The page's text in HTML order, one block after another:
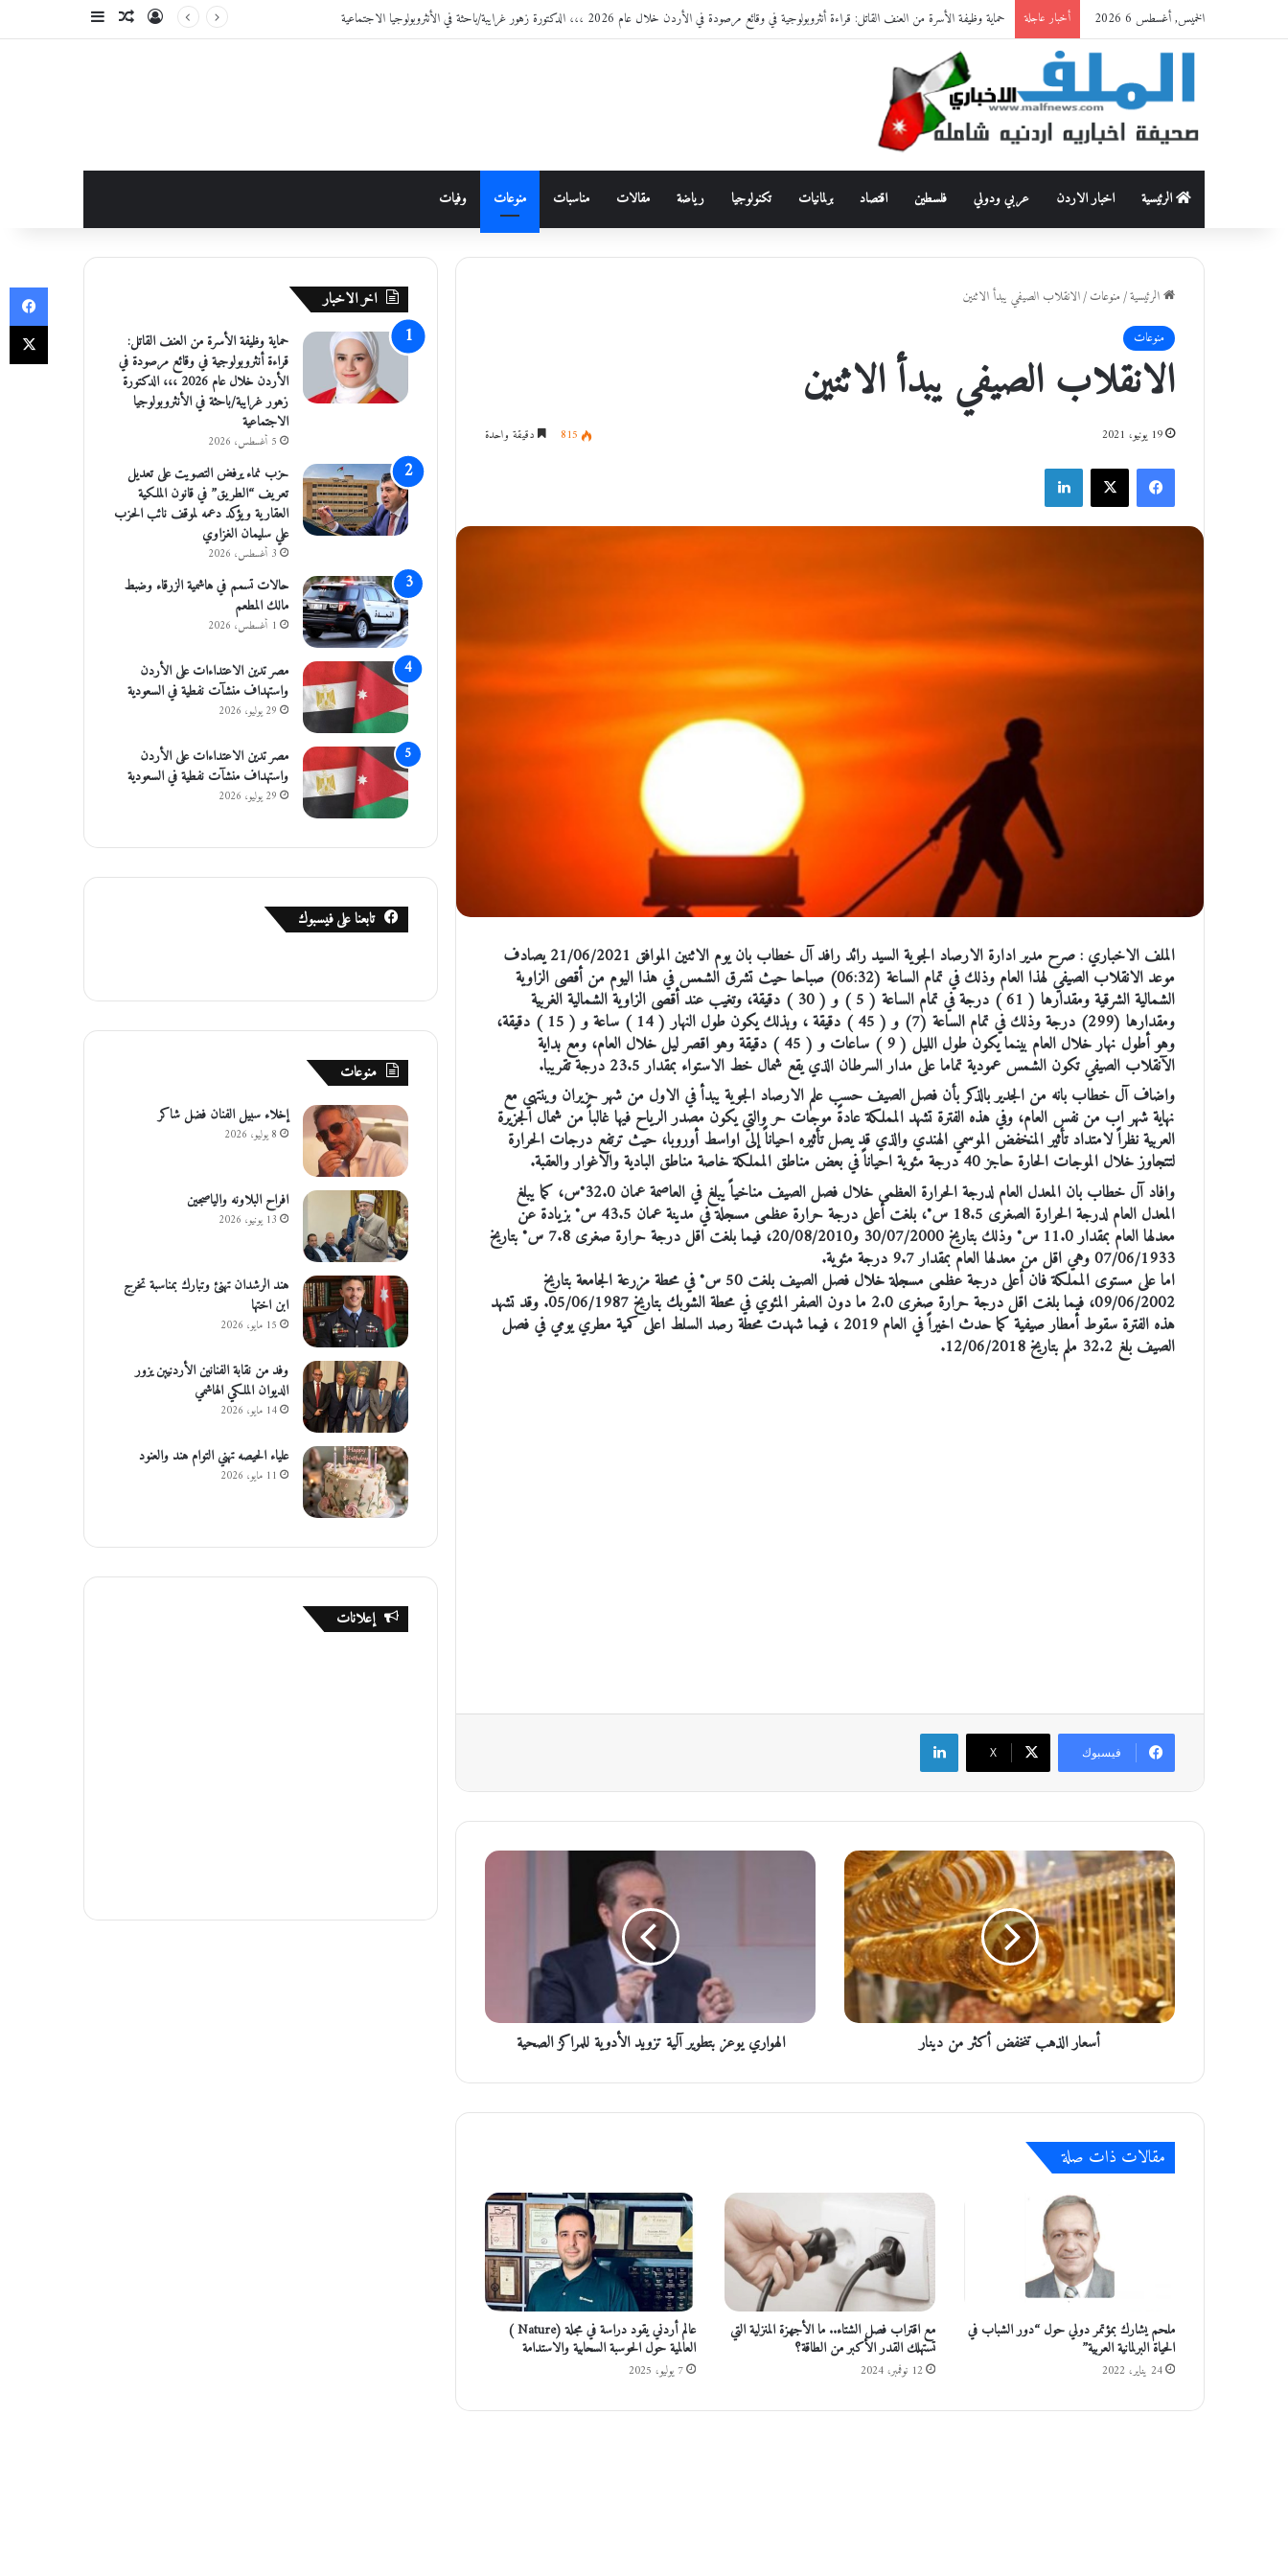
الخميس, أغسطس 6 2026 أخبار عاجلة حماية وظيفة الأسرة من العنف القاتل: قراءة أنثروبولوجية في وقائع مرصودة في الأردن خلال عام 2026 ،،، الدكتورة زهور غرايبة/باحثة في الأنثروبولوجيا الاجتماعية تسجيل الدخولمقال عشوائي
الرئيسية اخبار الاردن عربي ودولي فلسطين اقتصاد برلمانيات تكنولوجيا رياضة مقالات مناسبات منوعات وفيات
الرئيسية/منوعات/الانقلاب الصيفي يبدأ الاثنين
منوعات
الانقلاب الصيفي يبدأ الاثنين
19 يونيو، 2021 815 دقيقة واحدة
فيسبوك
الملف الاخباري : صرح مدير ادارة الارصاد الجوية السيد رائد رافد آل خطاب بان يوم الاثنين الموافق 21/06/2021 يصادف
موعد الانقلاب الصيفي لهذا العام وذلك في تمام الساعة (06:32) صباحا حيث تشرق الشمس في هذا اليوم من أقصى الزاوية
الشمالية الشرقية ومقدارها ( 61 ) درجة في تمام الساعة ( 5 ) و ( 30 ) دقيقة، وتغيب عند أقصى الزاوية الشمالية الغربية
ومقدارها (299) درجة وذلك في تمام الساعة (7) و ( 45 ) دقيقة ، وبذلك يكون طول النهار ( 14 ) ساعة و ( 15 ) دقيقة،
وهو أطول نهار خلال العام بينما يكون طول الليل ( 9 ) ساعات و ( 45 ) دقيقة وهو اقصر ليل خلال العام، ومع بداية
الآنقلاب الصيفي تكون الشمس عمودية تماما على مدار السرطان الذي يقع شمال خط الاستواء بمقدار 23.5 درجة تقريبا.
واضاف آل خطاب بانه من الجدير بالذكر بأن فصل الصيف حسب علم الارصاد الجوية يبدأ في الاول من شهر حزيران وينتهي مع
نهاية شهر اب من نفس العام، وفي هذه الفترة تشهد المملكة عادةً موجات حر والتي يكون مصدر الرياح فيها غالباً من شمال الجزيرة
العربية نظراً لامتداد تأثير المنخفض الموسمي الهندي والذي قد يصل تأثيره احياناً إلى اواسط أوروبا، حيث ترتفع درجات الحرارة
لتتجاوز خلال الموجات الحارة حاجز 40 درجة مئوية احياناً في بعض مناطق المملكة خاصة مناطق البادية والاغوار والعقبة.
وافاد آل خطاب بان المعدل العام لدرجة الحرارة العظمى خلال فصل الصيف مناخياً يبلغ في العاصمة عمان 32.0°س، كما يبلغ
المعدل العام لدرجة الحرارة الصغرى 18.5 س°، بلغت أعلى درجة حرارة عظمى مسجلة في مدينة عمان 43.5 س° بزيادة عن
معدلها العام بمقدار 11.0 س° وذلك بتاريخ 30/07/2000 و20/08/2010، فيما بلغت اقل درجة حرارة صغرى 7.8 س° بتاريخ
07/06/1933 وهي اقل من معدلها العام بمقدار 9.7 درجة مئوية.
اما على مستوى المملكة فان أعلى درجة عظمى مسجلة خلال فصل الصيف بلغت 50 س° في محطة مزرعة الجامعة بتاريخ
09/06/2002، فيما بلغت اقل درجة حرارة صغرى 2.0 ما دون الصفر المئوي في محطة الشوبك بتاريخ 05/06/1987. وقد تشهد
هذه الفترة سقوط أمطار صيفية كما حدث اخيراً في العام 2019 ، فيما شهدت محطة رصد السلط اعلى كمية مطري يومي في فصل
الصيف بلغ 32.2 ملم بتاريخ 12/06/2018.
فيسبوك ‫X
أ
س
ع
ا
ر
ا
ل
ذ
ه
ن
ض
ا
ر
أسعار الذهب تنخفض أكثر من دينار
ا
و
ب
ي
ة
و
ي
الهواري يوعز بتطوير آلية تزويد الأدوية للمراكز الصحية
مقالات ذات صلة
ملحم يشارك بمؤتمر دولي حول “دور الشباب في
الحياة البرلمانية العربية”
24 يناير، 2022
مع اقتراب فصل الشتاء.. ما الأجهزة المنزلية التي
تستهلك القدر الأكبر من الطاقة؟
12 نوفمبر، 2024
عالم أردني يقود دراسة في مجلة (Nature )
العالمية حول الحوسبة السحابية والاستدامة
7 يوليو، 2025
اخر الاخبار
حماية وظيفة الأسرة من العنف القاتل:
قراءة أنثروبولوجية في وقائع مرصودة في
الأردن خلال عام 2026 ،،، الدكتورة
زهور غرايبة/باحثة في الأنثروبولوجيا
الاجتماعية
5 أغسطس، 2026
حزب نماء يرفض التصويت على تعديل
تعريف “الطريق” في قانون الملكية
العقارية ويؤكد دعمه لموقف نائب الحزب
علي سليمان الغزاوي
3 أغسطس، 2026
حالات تسمم في هاشمية الزرقاء وضبط
مالك المطعم
1 أغسطس، 2026
مصر تدين الاعتداءات على الأردن
واستهداف منشآت نفطية في السعودية
29 يوليو، 2026
مصر تدين الاعتداءات على الأردن
واستهداف منشآت نفطية في السعودية
29 يوليو، 2026
تابعنا على فيسبوك
منوعات
إخلاء سبيل الفنان فضل شاكر
8 يوليو، 2026
افراح البلاونه والياصجين
13 يونيو، 2026
هند الرشدان تهنئ وتبارك بمناسبة تخرج
ابن اختها
15 مايو، 2026
وفد من نقابة الفنانين الأردنيين يزور
الديوان الملكي الهاشمي
14 مايو، 2026
علياء الحيصه تهني التوام هند والعنود
11 مايو، 2026
إعلانات